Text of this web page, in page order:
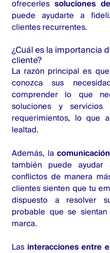
ofrecerles soluciones
puede ayudarte a
clientes recurrentes.
¿Cuál es la importancia
cliente?
La razón principal es
conozca sus
comprender lo que
soluciones y
requerimientos, lo que
lealtad.
Además, la
también puede
conflictos de manera
clientes sienten que tu
dispuesto a resolver
probable que se
marca.
Las interacciones entre